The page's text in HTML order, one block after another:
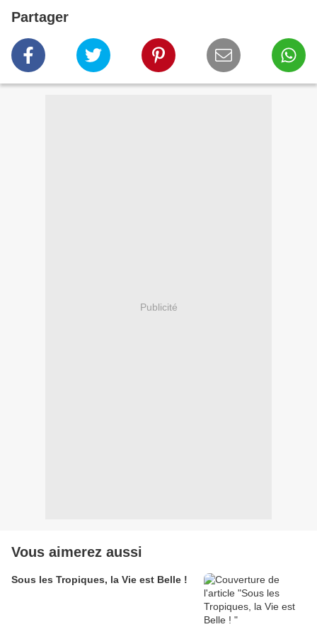
Partager
Publicité
Vous aimerez aussi
Sous les Tropiques, la Vie est Belle !